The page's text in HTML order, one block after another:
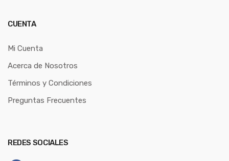
CUENTA
Mi Cuenta
Acerca de Nosotros
Términos y Condiciones
Preguntas Frecuentes
REDES SOCIALES